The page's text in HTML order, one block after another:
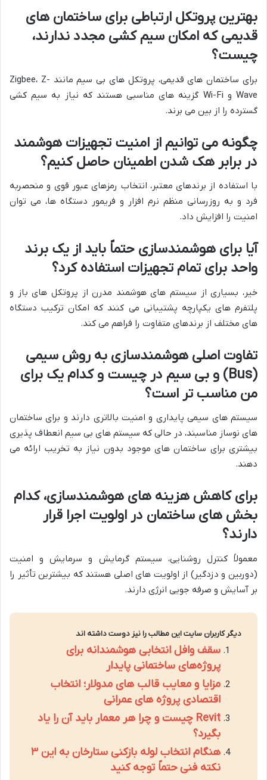
بهترین پروتکل ارتباطی برای ساختمان های
قدیمی که امکان سیم کشی مجدد ندارند،
چیست؟
برای ساختمان های قدیمی، پروتکل های بی سیم مانند Zigbee، Z-
Wave و Wi-Fi گزینه های مناسبی هستند که نیاز به سیم کشی
گسترده را از بین می برند.
چگونه می توانیم از امنیت تجهیزات هوشمند
در برابر هک شدن اطمینان حاصل کنیم؟
با استفاده از برندهای معتبر، انتخاب رمزهای عبور قوی و منحصربه
فرد و به روزرسانی منظم نرم افزار و فریمور دستگاه ها، می توان
امنیت را افزایش داد.
آیا برای هوشمندسازی حتماً باید از یک برند
واحد برای تمام تجهیزات استفاده کرد؟
خیر، بسیاری از سیستم های هوشمند مدرن از پروتکل های باز و
پلتفرم های یکپارچه پشتیبانی می کنند که امکان ترکیب دستگاه
های مختلف از برندهای متفاوت را فراهم می کند.
تفاوت اصلی هوشمندسازی به روش سیمی
(Bus) و بی سیم در چیست و کدام یک برای
من مناسب تر است؟
سیستم های سیمی پایداری و امنیت بالاتری دارند و برای ساختمان
های نوساز مناسبند، در حالی که سیستم های بی سیم انعطاف پذیری
بیشتری برای ساختمان های موجود بدون نیاز به تخریب ارائه می
دهند.
برای کاهش هزینه های هوشمندسازی، کدام
بخش های ساختمان در اولویت اجرا قرار
دارند؟
معمولاً کنترل روشنایی، سیستم گرمایش و سرمایش و امنیت
(دوربین و دزدگیر) از اولویت های اصلی هستند که بیشترین تأثیر را
بر آسایش و صرفه جویی انرژی دارند.
دیگر کاربران سایت این مطالب را نیز دوست داشته اند
سقف وافل انتخابی هوشمندانه برای
پروژه‌های ساختمانی پایدار
مزایا و معایب قالب های مدولار؛ انتخاب
اقتصادی پروژه های عمرانی
Revit چیست و چرا هر معمار باید آن را یاد
بگیرد؟
هنگام انتخاب لوله بازکنی ستارخان به این ۳
نکته فنی حتماً توجه کنید